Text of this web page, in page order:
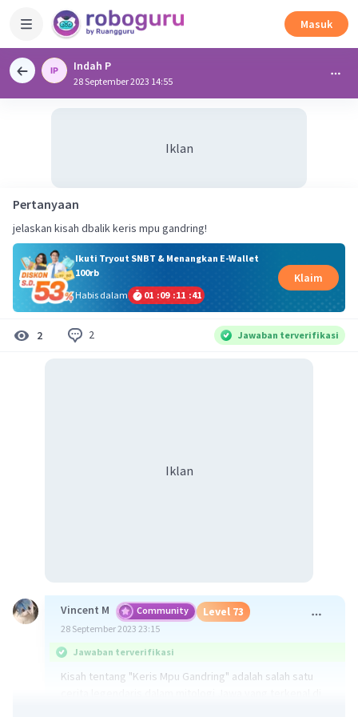
Masuk
Indah P
28 September 2023 14:55
Iklan
Pertanyaan
jelaskan kisah dbalik keris mpu gandring!
Ikuti Tryout SNBT & Menangkan E-Wallet
100rb
Habis dalam
01 :09 :11 :40
Klaim
2 2 Jawaban terverifikasi
Iklan
Vincent M Community Level 73
28 September 2023 23:15
Jawaban terverifikasi
Kisah tentang "Keris Mpu Gandring" adalah salah satu